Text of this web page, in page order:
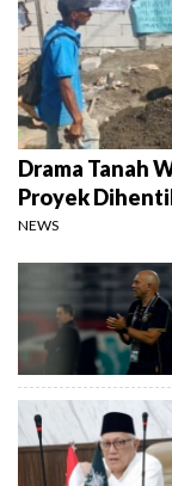
Drama Tanah
Proyek
NEWS